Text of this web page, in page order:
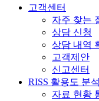
고객센터
자주 찾는
상담 신청
상담 내역
고객제안
신고센터
RISS 활용도 분석
자료 현황